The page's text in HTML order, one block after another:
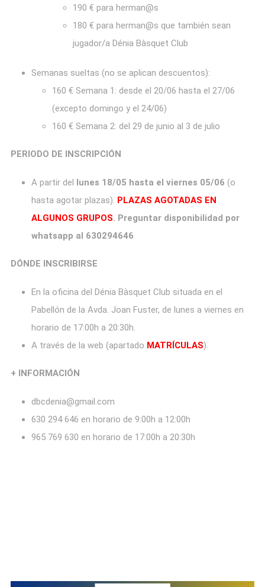
190 € para herman@s
180 € para herman@s que también sean
jugador/a Dénia Bàsquet Club
Semanas sueltas (no se aplican descuentos):
160 € Semana 1: desde el 20/06 hasta el 27/06
(excepto domingo y el 24/06)
160 € Semana 2: del 29 de junio al 3 de julio
PERIODO DE INSCRIPCIÓN
A partir del lunes 18/05 hasta el viernes 05/06 (o
hasta agotar plazas). PLAZAS AGOTADAS EN
ALGUNOS GRUPOS. Preguntar disponibilidad por
whatsapp al 630294646
DÓNDE INSCRIBIRSE
En la oficina del Dénia Bàsquet Club situada en el
Pabellón de la Avda. Joan Fuster, de lunes a viernes en
horario de 17:00h a 20:30h.
A través de la web (apartado MATRÍCULAS).
+ INFORMACIÓN
dbcdenia@gmail.com
630 294 646 en horario de 9:00h a 12:00h
965 769 630 en horario de 17:00h a 20:30h